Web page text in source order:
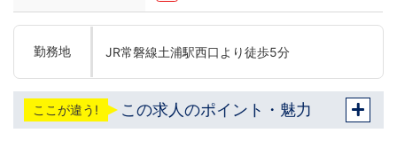
勤務地 JR常磐線土浦駅西口より徒歩5分
ここが違う! この求人のポイント・魅力